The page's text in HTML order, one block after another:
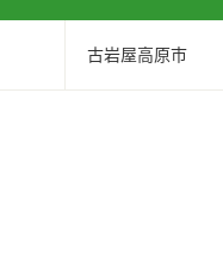
古岩屋高原市